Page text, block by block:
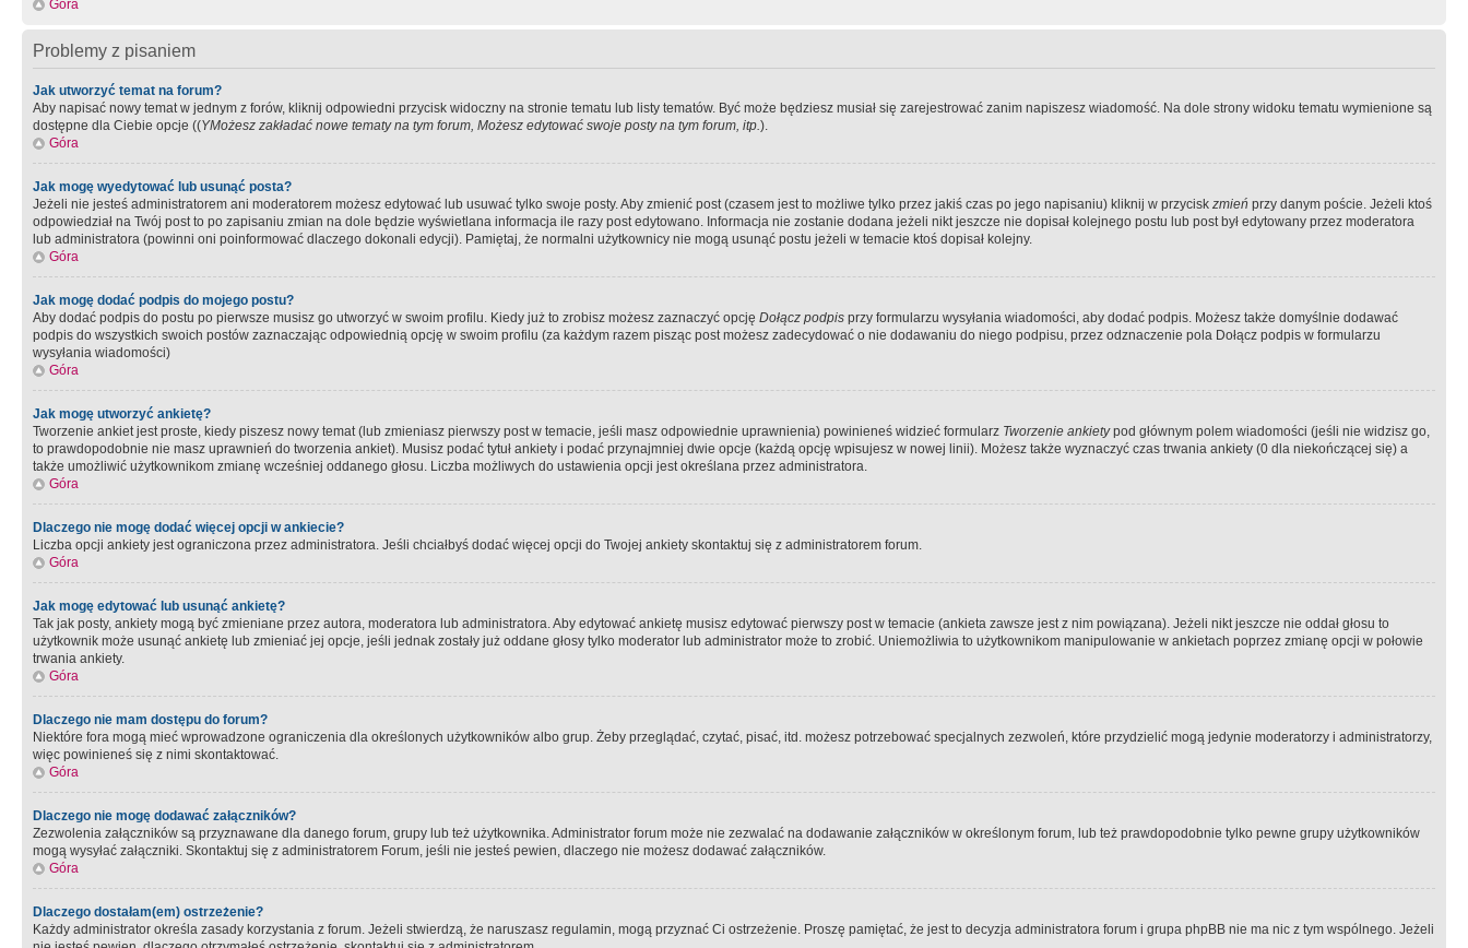
Góra
Problemy z pisaniem
Jak utworzyć temat na forum?
Aby napisać nowy temat w jednym z forów, kliknij odpowiedni przycisk widoczny na stronie tematu lub listy tematów. Być może będziesz musiał się zarejestrować zanim napiszesz wiadomość. Na dole strony widoku tematu wymienione są
dostępne dla Ciebie opcje ((YMożesz zakładać nowe tematy na tym forum, Możesz edytować swoje posty na tym forum, itp.).
Góra
Jak mogę wyedytować lub usunąć posta?
Jeżeli nie jesteś administratorem ani moderatorem możesz edytować lub usuwać tylko swoje posty. Aby zmienić post (czasem jest to możliwe tylko przez jakiś czas po jego napisaniu) kliknij w przycisk zmień przy danym poście. Jeżeli ktoś
odpowiedział na Twój post to po zapisaniu zmian na dole będzie wyświetlana informacja ile razy post edytowano. Informacja nie zostanie dodana jeżeli nikt jeszcze nie dopisał kolejnego postu lub post był edytowany przez moderatora
lub administratora (powinni oni poinformować dlaczego dokonali edycji). Pamiętaj, że normalni użytkownicy nie mogą usunąć postu jeżeli w temacie ktoś dopisał kolejny.
Góra
Jak mogę dodać podpis do mojego postu?
Aby dodać podpis do postu po pierwsze musisz go utworzyć w swoim profilu. Kiedy już to zrobisz możesz zaznaczyć opcję Dołącz podpis przy formularzu wysyłania wiadomości, aby dodać podpis. Możesz także domyślnie dodawać
podpis do wszystkich swoich postów zaznaczając odpowiednią opcję w swoim profilu (za każdym razem pisząc post możesz zadecydować o nie dodawaniu do niego podpisu, przez odznaczenie pola Dołącz podpis w formularzu
wysyłania wiadomości)
Góra
Jak mogę utworzyć ankietę?
Tworzenie ankiet jest proste, kiedy piszesz nowy temat (lub zmieniasz pierwszy post w temacie, jeśli masz odpowiednie uprawnienia) powinieneś widzieć formularz Tworzenie ankietypod głównym polem wiadomości (jeśli nie widzisz go,
to prawdopodobnie nie masz uprawnień do tworzenia ankiet). Musisz podać tytuł ankiety i podać przynajmniej dwie opcje (każdą opcję wpisujesz w nowej linii). Możesz także wyznaczyć czas trwania ankiety (0 dla niekończącej się) a
także umożliwić użytkownikom zmianę wcześniej oddanego głosu. Liczba możliwych do ustawienia opcji jest określana przez administratora.
Góra
Dlaczego nie mogę dodać więcej opcji w ankiecie?
Liczba opcji ankiety jest ograniczona przez administratora. Jeśli chciałbyś dodać więcej opcji do Twojej ankiety skontaktuj się z administratorem forum.
Góra
Jak mogę edytować lub usunąć ankietę?
Tak jak posty, ankiety mogą być zmieniane przez autora, moderatora lub administratora. Aby edytować ankietę musisz edytować pierwszy post w temacie (ankieta zawsze jest z nim powiązana). Jeżeli nikt jeszcze nie oddał głosu to
użytkownik może usunąć ankietę lub zmieniać jej opcje, jeśli jednak zostały już oddane głosy tylko moderator lub administrator może to zrobić. Uniemożliwia to użytkownikom manipulowanie w ankietach poprzez zmianę opcji w połowie
trwania ankiety.
Góra
Dlaczego nie mam dostępu do forum?
Niektóre fora mogą mieć wprowadzone ograniczenia dla określonych użytkowników albo grup. Żeby przeglądać, czytać, pisać, itd. możesz potrzebować specjalnych zezwoleń, które przydzielić mogą jedynie moderatorzy i administratorzy,
więc powinieneś się z nimi skontaktować.
Góra
Dlaczego nie mogę dodawać załączników?
Zezwolenia załączników są przyznawane dla danego forum, grupy lub też użytkownika. Administrator forum może nie zezwalać na dodawanie załączników w określonym forum, lub też prawdopodobnie tylko pewne grupy użytkowników
mogą wysyłać załączniki. Skontaktuj się z administratorem Forum, jeśli nie jesteś pewien, dlaczego nie możesz dodawać załączników.
Góra
Dlaczego dostałam(em) ostrzeżenie?
Każdy administrator określa zasady korzystania z forum. Jeżeli stwierdzą, że naruszasz regulamin, mogą przyznać Ci ostrzeżenie. Proszę pamiętać, że jest to decyzja administratora forum i grupa phpBB nie ma nic z tym wspólnego. Jeżeli